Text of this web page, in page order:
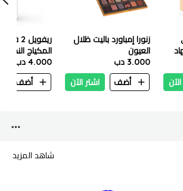
زنورا إمباورد باليت ظلال
العيون
3.000 دب
أضف
اشتر الآن
المكياج الندي، 120 مل
4.000 دب
أضف
شاهد المزيد